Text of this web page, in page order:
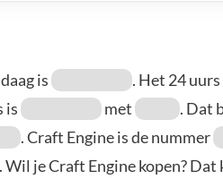
is
. Het 24
is met
. Dat
. Craft Engine is de nummer
. Wil je Craft Engine kopen? Dat